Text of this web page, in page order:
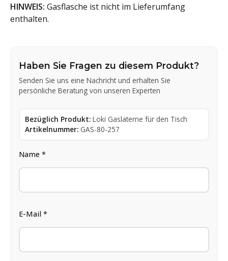
HINWEIS: Gasflasche ist nicht im Lieferumfang
enthalten.
Haben Sie Fragen zu diesem Produkt?
Senden Sie uns eine Nachricht und erhalten Sie
persönliche Beratung von unseren Experten
Bezüglich Produkt: Loki Gaslaterne für den Tisch
Artikelnummer: GAS-80-257
Name *
E-Mail *